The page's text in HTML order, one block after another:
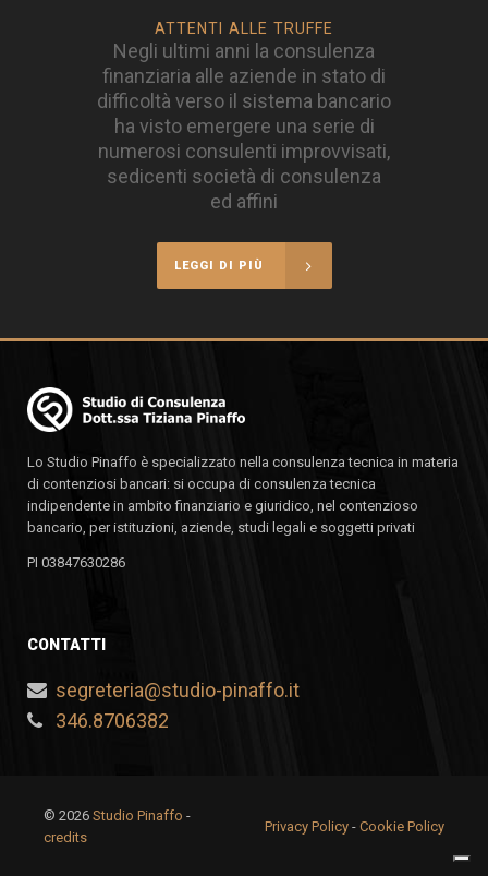
ATTENTI ALLE TRUFFE
Negli ultimi anni la consulenza
finanziaria alle aziende in stato di
difficoltà verso il sistema bancario
ha visto emergere una serie di
numerosi consulenti improvvisati,
sedicenti società di consulenza
ed affini
LEGGI DI PIÙ
Lo Studio Pinaffo è specializzato nella consulenza tecnica in materia
di contenziosi bancari: si occupa di consulenza tecnica
indipendente in ambito finanziario e giuridico, nel contenzioso
bancario, per istituzioni, aziende, studi legali e soggetti privati
PI 03847630286
CONTATTI
segreteria@studio-pinaffo.it
346.8706382
© 2026 Studio Pinaffo -
credits
Privacy Policy - Cookie Policy